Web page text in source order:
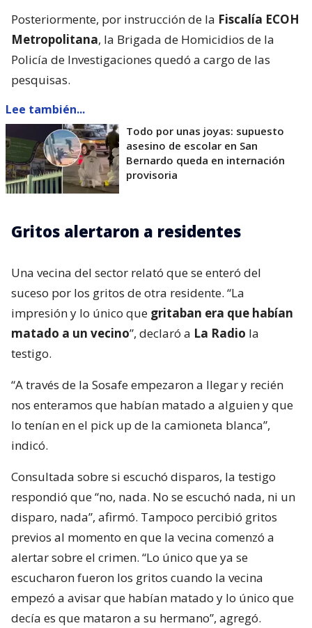
Posteriormente, por instrucción de la Fiscalía ECOH
Metropolitana, la Brigada de Homicidios de la
Policía de Investigaciones quedó a cargo de las
pesquisas.
Lee también...
Todo por unas joyas: supuesto
asesino de escolar en San
Bernardo queda en internación
provisoria
Gritos alertaron a residentes
Una vecina del sector relató que se enteró del
suceso por los gritos de otra residente. “La
impresión y lo único que gritaban era que habían
matado a un vecino”, declaró a La Radio la
testigo.
“A través de la Sosafe empezaron a llegar y recién
nos enteramos que habían matado a alguien y que
lo tenían en el pick up de la camioneta blanca”,
indicó.
Consultada sobre si escuchó disparos, la testigo
respondió que “no, nada. No se escuchó nada, ni un
disparo, nada”, afirmó. Tampoco percibió gritos
previos al momento en que la vecina comenzó a
alertar sobre el crimen. “Lo único que ya se
escucharon fueron los gritos cuando la vecina
empezó a avisar que habían matado y lo único que
decía es que mataron a su hermano”, agregó.